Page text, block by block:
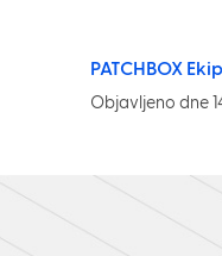
PATCHBOX
Objavljeno dne